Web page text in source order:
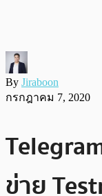
By Jiraboon
กรกฎาคม 7, 2020
ข่าย